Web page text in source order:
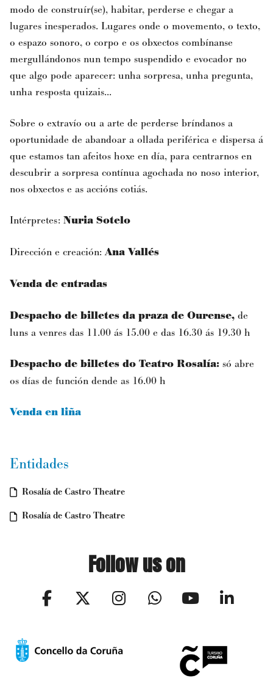
modo de construír(se), habitar, perderse e chegar a
lugares inesperados. Lugares onde o movemento, o texto,
o espazo sonoro, o corpo e os obxectos combínanse
mergullándonos nun tempo suspendido e evocador no
que algo pode aparecer: unha sorpresa, unha pregunta,
unha resposta quizais...
Sobre o extravío ou a arte de perderse bríndanos a
oportunidade de abandoar a ollada periférica e dispersa á
que estamos tan afeitos hoxe en día, para centrarnos en
descubrir a sorpresa contínua agochada no noso interior,
nos obxectos e as accións cotiás.
Intérpretes: Nuria Sotelo
Dirección e creación:Ana Vallés
Venda de entradas
Despacho de billetes da praza de Ourense, de
luns a venres das 11.00 ás 15.00 e das 16.30 ás 19.30 h
Despacho de billetes do Teatro Rosalía: só abre
os días de función dende as 16.00 h
Venda en liña
Entidades
Rosalía de Castro Theatre
Rosalía de Castro Theatre
Follow us on